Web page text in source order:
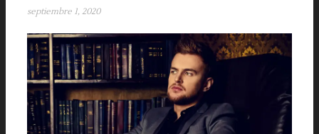
septiembre 1, 2020